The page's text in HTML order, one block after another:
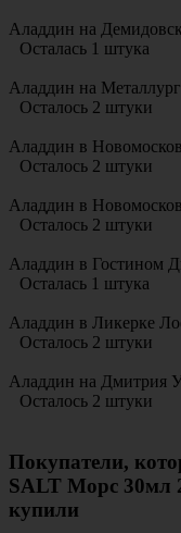
Аладдин на
Осталась 1 штука
Аладдин на
Осталось 2 штуки
Аладдин в
Осталось 2 штуки
Аладдин в
Осталось 2 штуки
Аладдин в Гостином
Осталась 1 штука
Аладдин в Ликерке
Осталось 2 штуки
Аладдин на Дмитрия
Осталось 2 штуки
Покупатели,
SALT Морс 30мл
купили